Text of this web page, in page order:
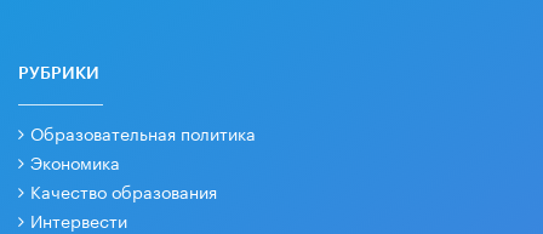
РУБРИКИ
Образовательная политика
Экономика
Качество образования
Интервести